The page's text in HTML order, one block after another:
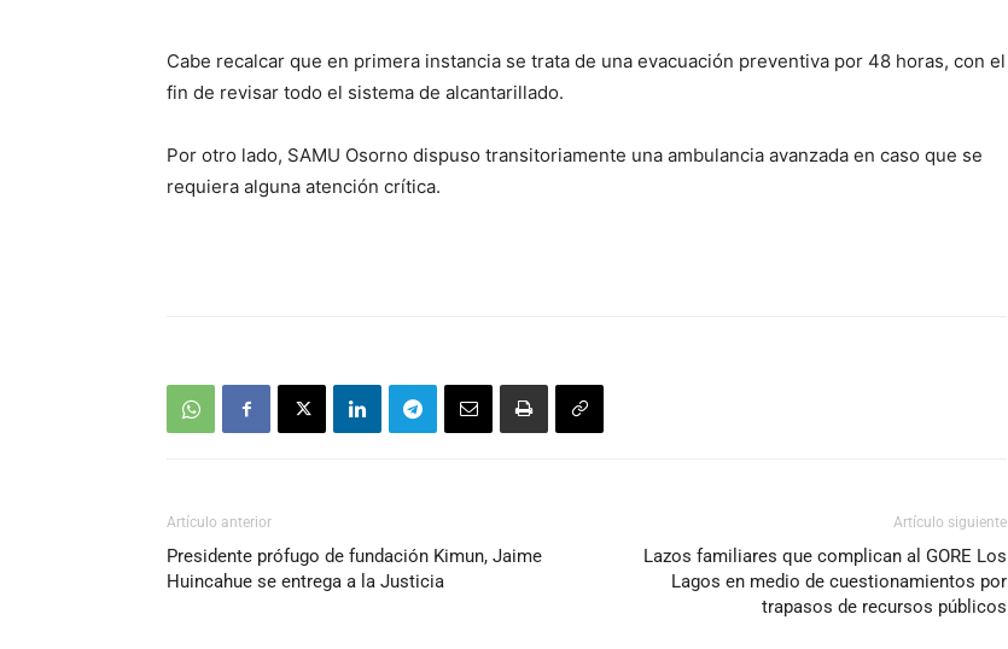
flecha
aumentar
Cabe recalcar que en primera instancia se trata de una evacuación preventiva por 48 horas, con el
fin de revisar todo el sistema de alcantarillado.
Por otro lado, SAMU Osorno dispuso transitoriamente una ambulancia avanzada en caso que se
requiera alguna atención crítica.
Artículo anterior
Presidente prófugo de fundación Kimun, Jaime
Huincahue se entrega a la Justicia
Artículo siguiente
Lazos familiares que complican al GORE Los
Lagos en medio de cuestionamientos por
trapasos de recursos públicos